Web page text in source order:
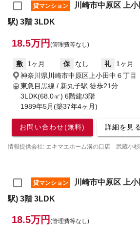
貸マンション
川崎市中原区 上
駅) 3階 3LDK
18.5万円 (管理費等なし)
敷 1ヶ月 保 なし 礼
1ヶ月
神奈川県川崎市中原区上小田中６丁目
東急目黒線 / 新丸子駅 徒歩21分
3LDK(68.0㎡) 6階建/3階
1989年5月(築37年4ヶ月)
お問い合わせ(無料) 詳細を見
情報提供会社: エキマエホーム溝の口店 武蔵小
貸マンション
川崎市中原区 上
駅) 3階 3LDK
18.5万円 (管理費等なし)